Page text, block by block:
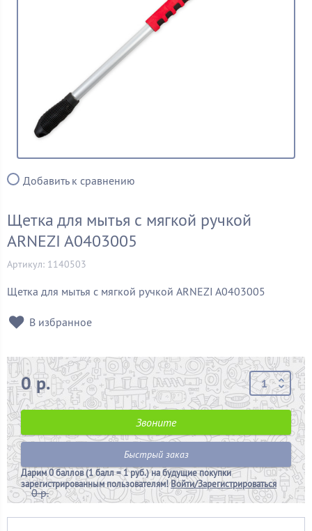
Добавить к сравнению
Щетка для мытья с мягкой ручкой
ARNEZI A0403005
Артикул: 1140503
Щетка для мытья с мягкой ручкой ARNEZI A0403005
В избранное
0 р.
0 р.
Звоните
Быстрый заказ
Дарим0 баллов (1 балл = 1 руб.)на будущие покупки
зарегистрированным пользователям!Войти/Зарегистрироваться